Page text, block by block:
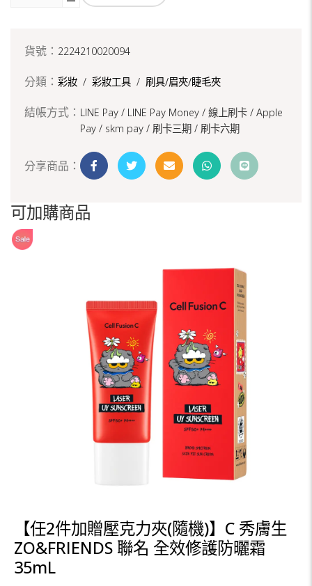
貨號： 2224210020094
分類： 彩妝 / 彩妝工具 / 刷具/眉夾/睫毛夾
結帳方式： LINE Pay / LINE Pay Money / 線上刷卡 / Apple
Pay / skm pay / 刷卡三期 / 刷卡六期
分享商品：
可加購商品
【任2件加贈壓克力夾(隨機)】C 秀膚生
ZO&FRIENDS 聯名 全效修護防曬霜
35mL